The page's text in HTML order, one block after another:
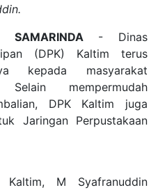
SAMARINDA - Dinas
(DPK) Kaltim terus
kepada masyarakat
mempermudah
DPK Kaltim juga
Jaringan Perpustakaan
M Syafranuddin